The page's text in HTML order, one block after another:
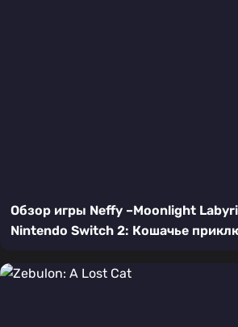
Обзор игры Neffy –Moonlight
Nintendo Switch 2: Кошачье